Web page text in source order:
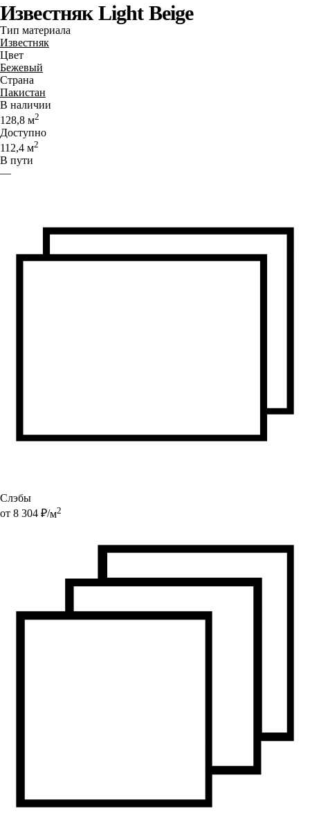
Известняк Light Beige
Тип материала
Известняк
Цвет
Бежевый
Страна
Пакистан
В наличии
128,8 м2
Доступно
112,4 м2
В пути
—
Слэбы
от 8 304 ₽/м2